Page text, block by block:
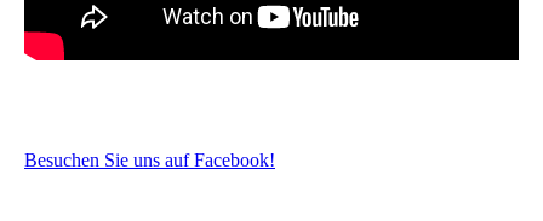
Besuchen Sie uns auf Facebook!